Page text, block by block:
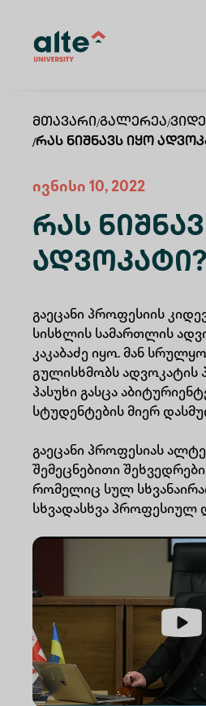
Მთავარი/Გალერეა/
/Რას Ნიშნავს Იყო
ივნისი 10, 2022
Რას
Ადვოკატი?
გაეცანი პროფესიის
სისხლის სამართლის
კაკაბაძე იყო. მან
გულისხმობს ადვოკატის
პასუხი გასცა
სტუდენტების მიერ
გაეცანი პროფესიას
შემეცნებითი
რომელიც სულ
სხვადასხვა პროფესიულ